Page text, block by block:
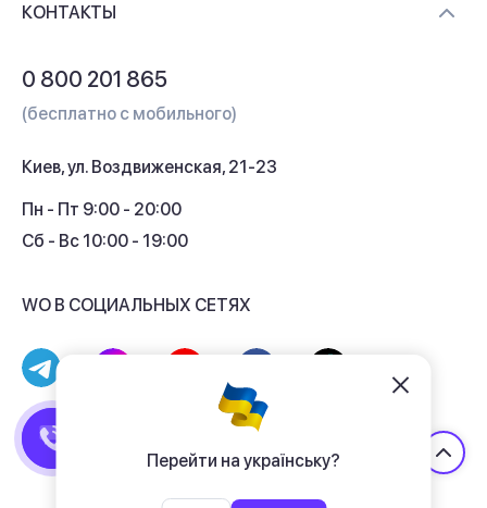
Перейти на українську?
Контакты
Кэшбек
КОНТАКТЫ
0 800 201 865
(бесплатно с мобильного)
Киев, ул. Воздвиженская, 21-23
Пн - Пт 9:00 - 20:00
Сб - Вс 10:00 - 19:00
WO В СОЦИАЛЬНЫХ СЕТЯХ
Договор публичной оферты
Политика конфиденциальности